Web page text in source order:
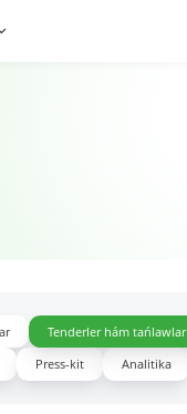
Tenderler hám tańlawlar
Press-kit Analitika